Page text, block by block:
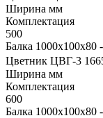
Ширина мм
Комплектация
500
Балка 1000х100х80
Цветник ЦВГ-3
Ширина мм
Комплектация
600
Балка 1000х100х80